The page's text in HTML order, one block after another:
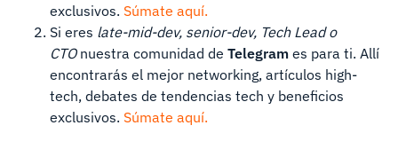
exclusivos. Súmate aquí.
Si eres late-mid-dev, senior-dev, Tech Lead o
CTOnuestra comunidad de Telegram es para ti. Allí
encontrarás el mejor networking, artículos high-
tech, debates de tendencias tech y beneficios
exclusivos. Súmate aquí.